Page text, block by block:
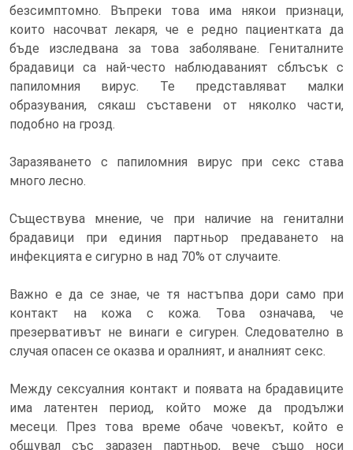
безсимптомно. Въпреки това има някои признаци,
които насочват лекаря, че е редно пациентката да
бъде изследвана за това заболяване. Гениталните
брадавици са най-често наблюдаваният сблъсък с
папиломния вирус. Те представляват малки
образувания, сякаш съставени от няколко части,
подобно на грозд.
Заразяването с папиломния вирус при секс става
много лесно.
Съществува мнение, че при наличие на генитални
брадавици при единия партньор предаването на
инфекцията е сигурно в над 70% от случаите.
Важно е да се знае, че тя настъпва дори само при
контакт на кожа с кожа. Това означава, че
презервативът не винаги е сигурен. Следователно в
случая опасен се оказва и оралният, и аналният секс.
Между сексуалния контакт и появата на брадавиците
има латентен период, който може да продължи
месеци. През това време обаче човекът, който е
общувал със заразен партньор, вече също носи